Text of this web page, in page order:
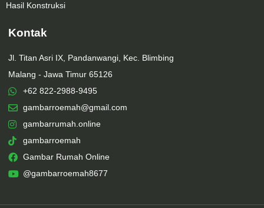
Hasil Konstruksi
Kontak
Jl. Titan Asri IX, Pandanwangi, Kec. Blimbing
Malang - Jawa Timur 65126
+62 822-2988-9495
gambarroemah@gmail.com
gambarrumah.online
gambarroemah
Gambar Rumah Online
@gambarroemah8677